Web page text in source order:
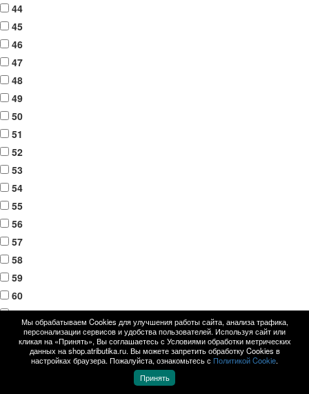
44
45
46
47
48
49
50
51
52
53
54
55
56
57
58
59
60
61
63
Мы обрабатываем Cookies для улучшения работы сайта, анализа трафика,
персонализации сервисов и удобства пользователей. Используя сайт или
кликая на «Принять», Вы соглашаетесь с Условиями обработки метрических
данных на shop.atributika.ru. Вы можете запретить обработку Cookies в
настройках браузера. Пожалуйста, ознакомьтесь с Политикой Cookie.
Принять